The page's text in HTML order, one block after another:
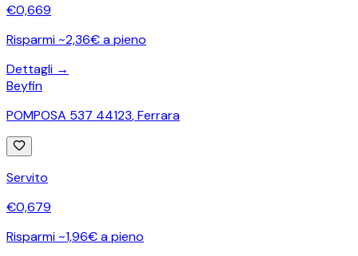
€0,669
Risparmi ~2,36€ a pieno
Dettagli →
Beyfin
POMPOSA 537 44123,Ferrara
Servito
€0,679
Risparmi ~1,96€ a pieno